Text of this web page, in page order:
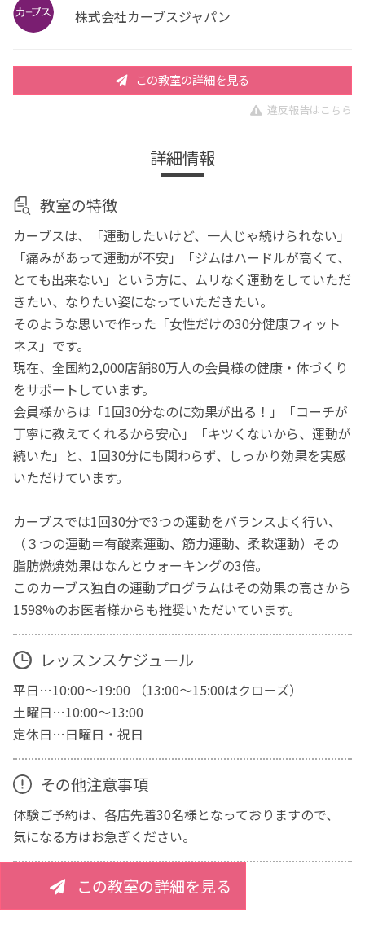
株式会社カーブスジャパン
この教室の詳細を見る
違反報告はこちら
詳細情報
教室の特徴
カーブスは、「運動したいけど、一人じゃ続けられない」
「痛みがあって運動が不安」「ジムはハードルが高くて、
とても出来ない」という方に、ムリなく運動をしていただ
きたい、なりたい姿になっていただきたい。
そのような思いで作った「女性だけの30分健康フィット
ネス」です。
現在、全国約2,000店舗80万人の会員様の健康・体づくり
をサポートしています。
会員様からは「1回30分なのに効果が出る！」「コーチが
丁寧に教えてくれるから安心」「キツくないから、運動が
続いた」と、1回30分にも関わらず、しっかり効果を実感
いただけています。
カーブスでは1回30分で3つの運動をバランスよく行い、
（３つの運動＝有酸素運動、筋力運動、柔軟運動）その
脂肪燃焼効果はなんとウォーキングの3倍。
このカーブス独自の運動プログラムはその効果の高さから
1598%のお医者様からも推奨いただいています。
レッスンスケジュール
平日…10:00～19:00 （13:00～15:00はクローズ）
土曜日…10:00～13:00
定休日…日曜日・祝日
その他注意事項
体験ご予約は、各店先着30名様となっておりますので、
気になる方はお急ぎください。
この教室の詳細を見る